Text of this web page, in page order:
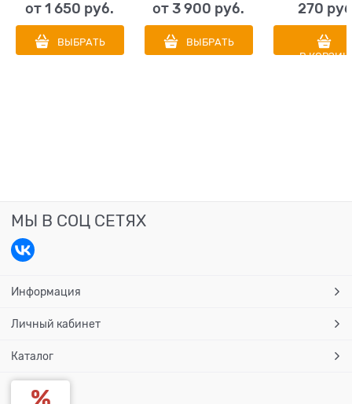
и крупных пород с
4-х месяцев)
(Junior
Lamb&Turkey)
от1 650 руб.
ВЫБРАТЬ
Maxi)
от3 900 руб.
ВЫБРАТЬ
270
В
МЫ В СОЦ СЕТЯХ
Информация
Личный кабинет
Каталог